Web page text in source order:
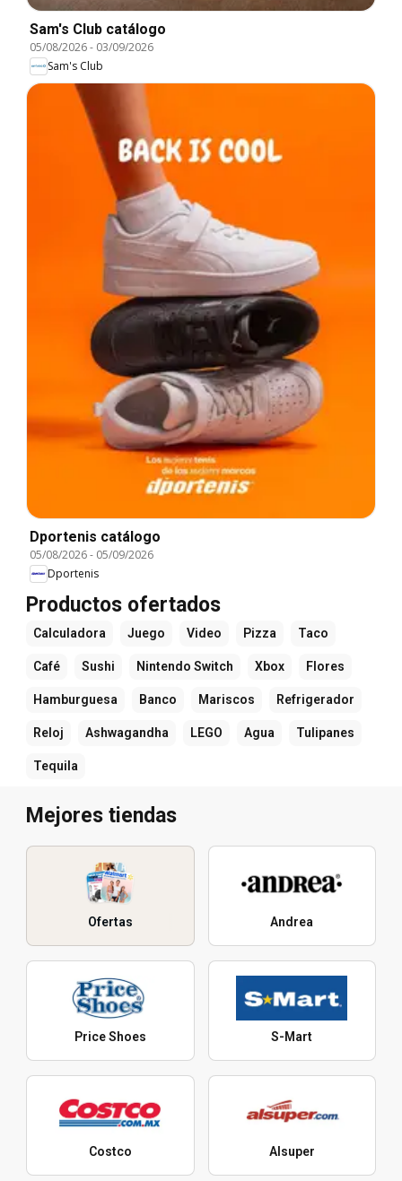
Sam's Club catálogo
05/08/2026- 03/09/2026
Sam's Club
Dportenis catálogo
05/08/2026- 05/09/2026
Dportenis
Productos ofertados
Calculadora Juego Video Pizza Taco
Café Sushi Nintendo Switch Xbox Flores
Hamburguesa Banco Mariscos Refrigerador
Reloj Ashwagandha LEGO Agua Tulipanes
Tequila
Mejores tiendas
Ofertas Andrea
Price Shoes S-Mart
Costco Alsuper